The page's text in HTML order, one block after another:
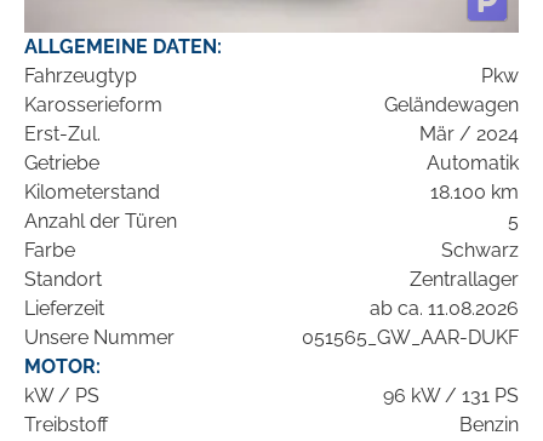
ALLGEMEINE DATEN:
Fahrzeugtyp
Pkw
Karosserieform
Geländewagen
Erst-Zul.
Mär / 2024
Getriebe
Automatik
Kilometerstand
18.100 km
Anzahl der Türen
5
Farbe
Schwarz
Standort
Zentrallager
Lieferzeit
ab ca. 11.08.2026
Unsere Nummer
051565_GW_AAR-DUKF
MOTOR:
kW / PS
96 kW / 131 PS
Treibstoff
Benzin